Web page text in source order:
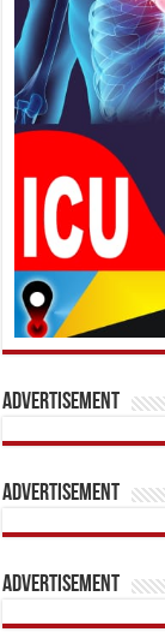
Advertisement
Advertisement
Advertisement